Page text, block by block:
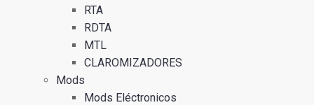
RTA
RDTA
MTL
CLAROMIZADORES
Mods
Mods Eléctronicos